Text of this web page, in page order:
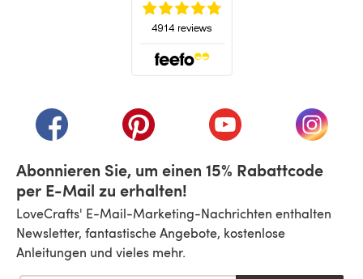
(öffnet sich in einem neuen Tab)
(öffnet sich in einem neuen Tab)
(öffnet sich in einem
(öffnet
Abonnieren Sie, um einen 15% Rabattcode
per E-Mail zu erhalten!
LoveCrafts' E-Mail-Marketing-Nachrichten enthalten
Newsletter, fantastische Angebote, kostenlose
Anleitungen und vieles mehr.